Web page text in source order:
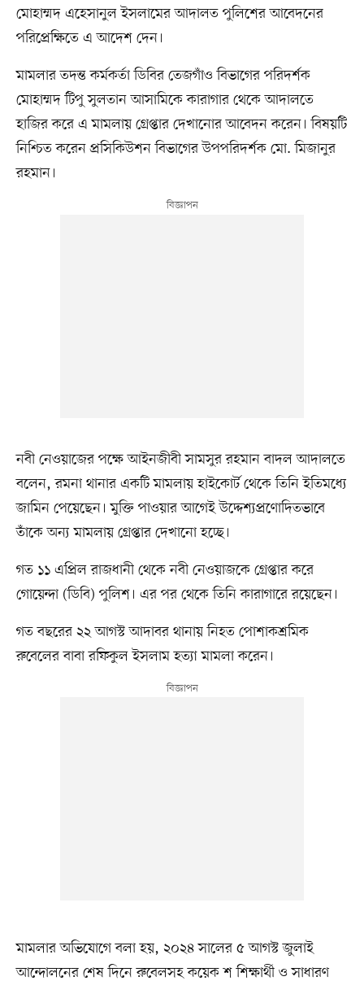
মোহাম্মদ এহেসানুল ইসলামের আদালত পুলিশের আবেদনের
পরিপ্রেক্ষিতে এ আদেশ দেন।
মামলার তদন্ত কর্মকর্তা ডিবির তেজগাঁও বিভাগের পরিদর্শক
মোহাম্মদ টিপু সুলতান আসামিকে কারাগার থেকে আদালতে
হাজির করে এ মামলায় গ্রেপ্তার দেখানোর আবেদন করেন। বিষয়টি
নিশ্চিত করেন প্রসিকিউশন বিভাগের উপপরিদর্শক মো. মিজানুর
রহমান।
নবী নেওয়াজের পক্ষে আইনজীবী সামসুর রহমান বাদল আদালতে
বলেন, রমনা থানার একটি মামলায় হাইকোর্ট থেকে তিনি ইতিমধ্যে
জামিন পেয়েছেন। মুক্তি পাওয়ার আগেই উদ্দেশ্যপ্রণোদিতভাবে
তাঁকে অন্য মামলায় গ্রেপ্তার দেখানো হচ্ছে।
গত ১১ এপ্রিল রাজধানী থেকে নবী নেওয়াজকে গ্রেপ্তার করে
গোয়েন্দা (ডিবি) পুলিশ। এর পর থেকে তিনি কারাগারে রয়েছেন।
গত বছরের ২২ আগস্ট আদাবর থানায় নিহত পোশাকশ্রমিক
রুবেলের বাবা রফিকুল ইসলাম হত্যা মামলা করেন।
মামলার অভিযোগে বলা হয়, ২০২৪ সালের ৫ আগস্ট জুলাই
আন্দোলনের শেষ দিনে রুবেলসহ কয়েক শ শিক্ষার্থী ও সাধারণ